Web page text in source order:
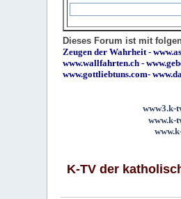
Dieses Forum ist mit
Zeugen der Wahrheit-
www.wallfahrten.ch -
www.gottliebtuns.com-
www3.k-
www.k-
K-TV der